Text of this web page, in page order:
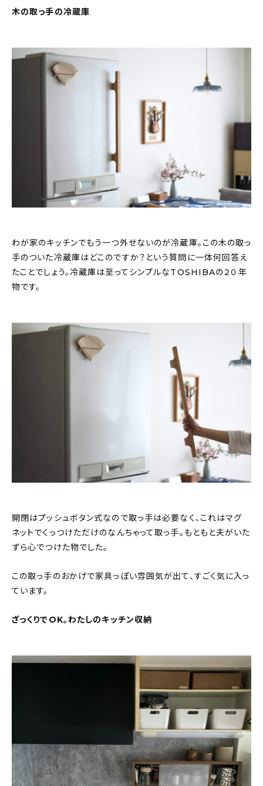
木の取っ手の冷蔵庫
わが家のキッチンでもう一つ外せないのが冷蔵庫。この木の取っ
手のついた冷蔵庫はどこのですか？という質問に一体何回答え
たことでしょう。冷蔵庫は至ってシンプルなTOSHIBAの２０年
物です。
開閉はプッシュボタン式なので取っ手は必要なく、これはマグ
ネットでくっつけただけのなんちゃって取っ手。もともと夫がいた
ずら心でつけた物でした。
この取っ手のおかげで家具っぽい雰囲気が出て、すごく気に入っ
ています。
ざっくりでOK。わたしのキッチン収納